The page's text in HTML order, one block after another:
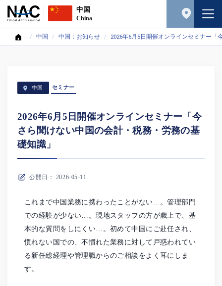
中国
China
中国 中国：お知らせ 2026年6月5日開催オンラインセミナー
中国 セミナー
2026年6月5日開催オンラインセミナー「今
さら聞けない中国の会計・税務・労務の基
礎知識」
公開日： 2026-05-11
これまで中国業務に携わったことがない…。管理部門
での経験が少ない…。現地スタッフの方が歳上で、基
本的な質問をしにくい…。初めて中国にご赴任され、
慣れない国での、不慣れた業務に対して戸惑われてい
る新任総経理や管理職からのご相談をよく耳にしま
す。